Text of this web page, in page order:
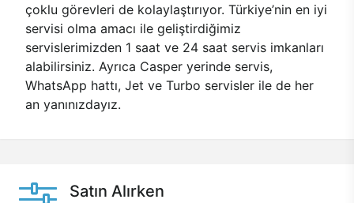
çoklu görevleri de kolaylaştırıyor. Türkiye’nin en iyi
servisi olma amacı ile geliştirdiğimiz
servislerimizden 1 saat ve 24 saat servis imkanları
alabilirsiniz. Ayrıca Casper yerinde servis,
WhatsApp hattı, Jet ve Turbo servisler ile de her
an yanınızdayız.
Satın Alırken